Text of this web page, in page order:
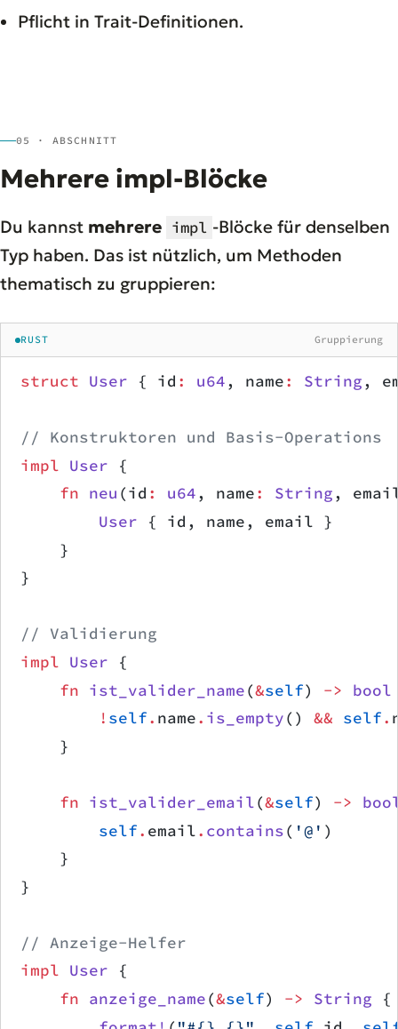
Pflicht in Trait-Definitionen.
05 · ABSCHNITT
Mehrere impl-Blöcke
Du kannst mehrere impl -Blöcke für denselben
Typ haben. Das ist nützlich, um Methoden
thematisch zu gruppieren:
RUST Gruppierung
struct User { id : u64, name: String,
// Konstruktoren und Basis-Operations
impl User {
    fn
neu (id : u64, name: String,
        User
{ id, name, email }
    }
}
// Validierung
impl User {
    fn
ist_valider_name(&self) -> bool
        !
self. name. is_empty() && self.
    }
    fn
ist_valider_email(&self) ->
        self
. email. contains( '@' )
    }
}
// Anzeige-Helfer
impl User {
    fn
anzeige_name(&self) -> String {